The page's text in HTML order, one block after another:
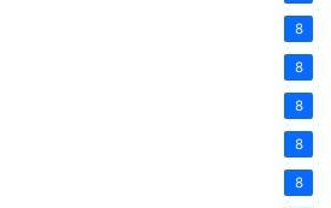
8
8
8
8
8